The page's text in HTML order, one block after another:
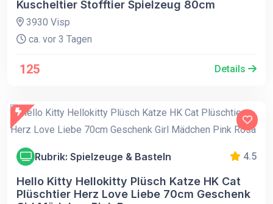
Kuscheltier Stofftier Spielzeug 80cm
3930 Visp
ca. vor 3 Tagen
125 Details
Rubrik: Spielzeuge & Basteln 4.5
Hello Kitty Hellokitty Plüsch Katze HK Cat
Plüschtier Herz Love Liebe 70cm Geschenk